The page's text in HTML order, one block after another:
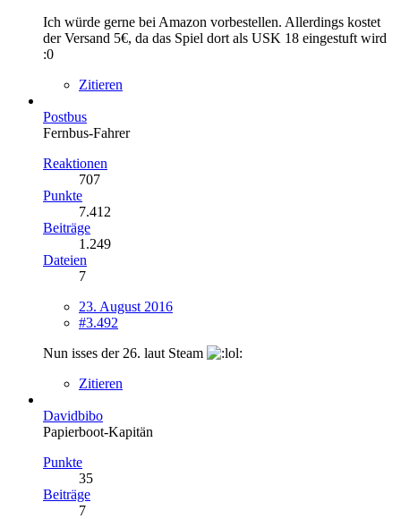
Ich würde gerne bei Amazon vorbestellen. Allerdings kostet
der Versand 5€, da das Spiel dort als USK 18 eingestuft wird
:0
Zitieren
Postbus
Fernbus-Fahrer
Reaktionen
707
Punkte
7.412
Beiträge
1.249
Dateien
7
23. August 2016
#3.492
Nun isses der 26. laut Steam
Zitieren
Davidbibo
Papierboot-Kapitän
Punkte
35
Beiträge
7